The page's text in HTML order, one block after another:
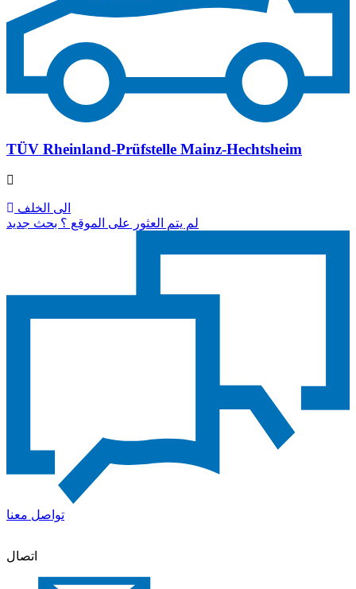
TÜV Rheinland-Prüfstelle Mainz-Hechtsheim
الى الخلف
لم يتم العثور على الموقع ؟ بحث جديد
تواصل معنا
اتصال